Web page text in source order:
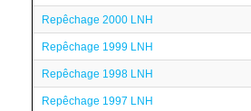
Repêchage 2000 LNH
Repêchage 1999 LNH
Repêchage 1998 LNH
Repêchage 1997 LNH